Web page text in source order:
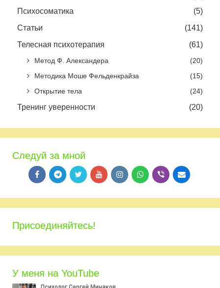
Психосоматика
(5)
Статьи
(141)
Телесная психотерапия
(61)
Метод Ф. Александера
(20)
Методика Моше Фельденкрайза
(15)
Открытие тела
(24)
Тренинг уверенности (20)
Следуй за мной
Присоединяйтесь!
У меня на YouTube